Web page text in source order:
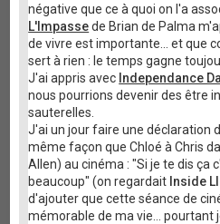
négative que ce à quoi on l'a
L'Impassede Brian de Palma
de vivre est importante... et que
sert à rien : le temps gagne
J'ai appris avec Independance
nous pourrions devenir des être
sauterelles.
J'ai un jour faire une déclaration
même façon que Chloé à Chris
Allen) au cinéma : "Si je te dis ça
beaucoup" (on regardait Inside
d'ajouter que cette séance de
mémorable de ma vie... pourtant